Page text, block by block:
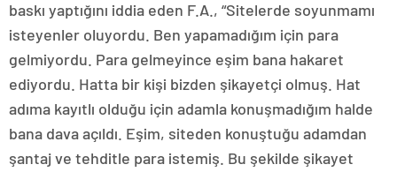
baskı yaptığını iddia eden F.A., “Sitelerde soyunmamı
isteyenler oluyordu. Ben yapamadığım için para
gelmiyordu. Para gelmeyince eşim bana hakaret
ediyordu. Hatta bir kişi bizden şikayetçi olmuş. Hat
adıma kayıtlı olduğu için adamla konuşmadığım halde
bana dava açıldı. Eşim, siteden konuştuğu adamdan
şantaj ve tehditle para istemiş. Bu şekilde şikayet